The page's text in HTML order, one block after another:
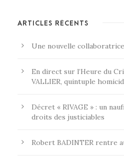
ARTICLES RÉCENTS
Une nouvelle
En direct sur l’Heure du
VALLIER, quintuple
Décret « RIVAGE » : un
droits des justiciables
Robert BADINTER rentre